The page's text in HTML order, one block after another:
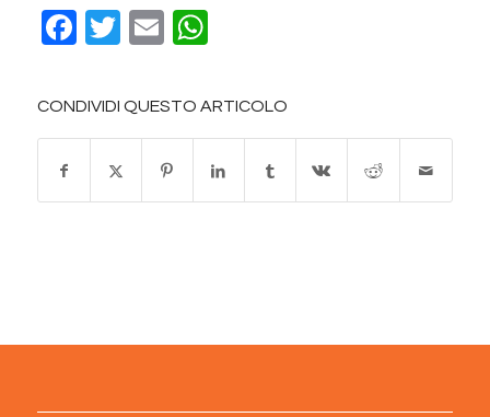
Facebook
Twitter
EmailWhatsApp
CONDIVIDI QUESTO ARTICOLO